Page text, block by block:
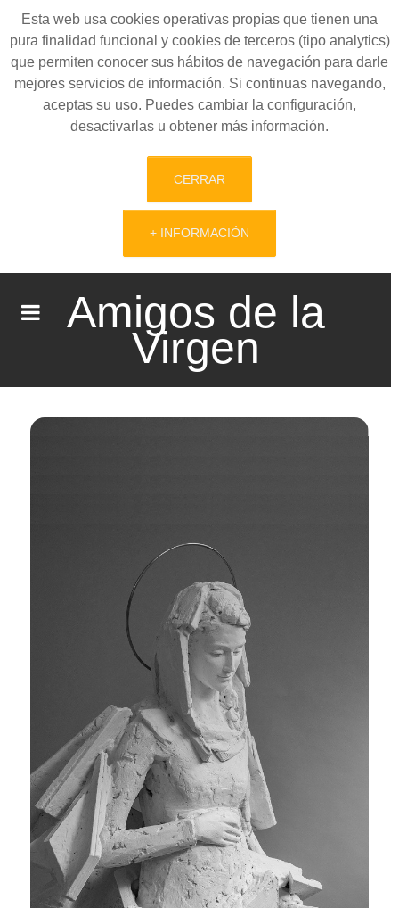
Esta web usa cookies operativas propias que tienen una
pura finalidad funcional y cookies de terceros (tipo analytics)
que permiten conocer sus hábitos de navegación para darle
mejores servicios de información. Si continuas navegando,
aceptas su uso. Puedes cambiar la configuración,
desactivarlas u obtener más información.
CERRAR
+ INFORMACIÓN
Amigos de la
Virgen